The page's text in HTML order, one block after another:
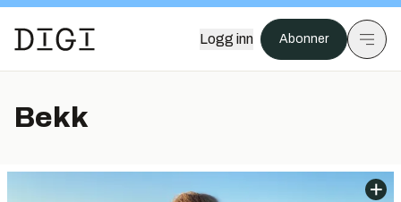
Logg inn Abonner
Bekk